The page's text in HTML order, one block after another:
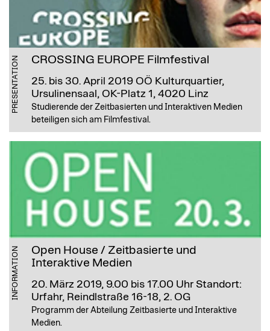
PRESENTATION CROSSING EUROPE Filmfestival
25. bis 30. April 2019 OÖ Kulturquartier,
Ursulinensaal, OK-Platz 1, 4020 Linz
Studierende der Zeitbasierten und Interaktiven Medien
beteiligen sich am Filmfestival.
INFORMATION
Open House / Zeitbasierte und
Interaktive Medien
20. März 2019, 9.00 bis 17.00 Uhr Standort:
Urfahr, Reindlstraße 16-18, 2. OG
Programm der Abteilung Zeitbasierte und Interaktive
Medien.